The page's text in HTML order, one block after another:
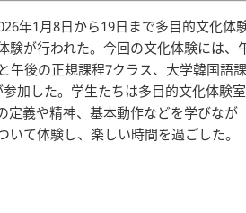
年1月8日から19日まで多目的文化体
験が行われた。今回の文化体験には、
午後の正規課程7クラス、大学韓国語課
加した。学生たちは多目的文化体験室
定義や精神、基本動作などを学びなが
いて体験し、楽しい時間を過ごした。